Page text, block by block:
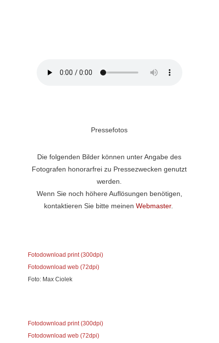
Pressefotos
Die folgenden Bilder können unter Angabe des
Fotografen honorarfrei zu Pressezwecken genutzt
werden.
Wenn Sie noch höhere Auflösungen benötigen,
kontaktieren Sie bitte meinen Webmaster.
Fotodownload print (300dpi)
Fotodownload web (72dpi)
Foto: Max Ciolek
Fotodownload print (300dpi)
Fotodownload web (72dpi)